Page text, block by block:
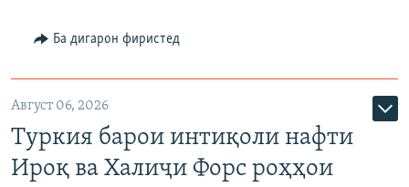
Ба дигарон фиристед
Август 06, 2026
Туркия барои интиқоли нафти
Ироқ ва Халиҷи Форс роҳҳои